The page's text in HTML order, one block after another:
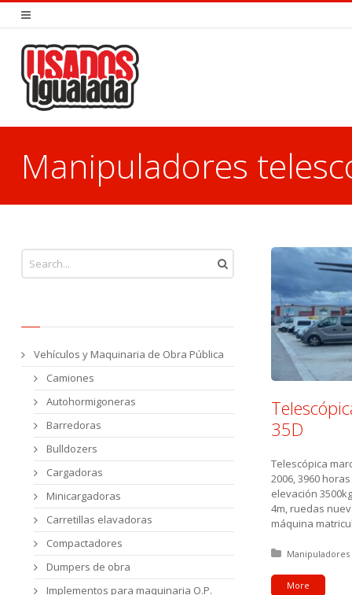
Manipuladores
35D
Telescópica
2006, 3960
elevación
4m, ruedas
máquina
Posted in:
More
Vehículos y Maquinaria de Obra Pública
Camiones
Autohormigoneras
Barredoras
Bulldozers
Cargadoras
Minicargadoras
Carretillas elavadoras
Compactadores
Dumpers de obra
Implementos para maquinaria O.P.